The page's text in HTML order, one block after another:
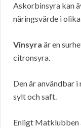
Askorbinsyra kan
näringsvärde i
Vinsyra är en
citronsyra.
Den är användbar
sylt och saft.
Enligt Matklubben